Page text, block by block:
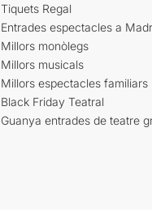
Tiquets Regal
Entrades espectacles a
Millors monòlegs
Millors musicals
Millors espectacles familiars
Black Friday Teatral
Guanya entrades de teatre